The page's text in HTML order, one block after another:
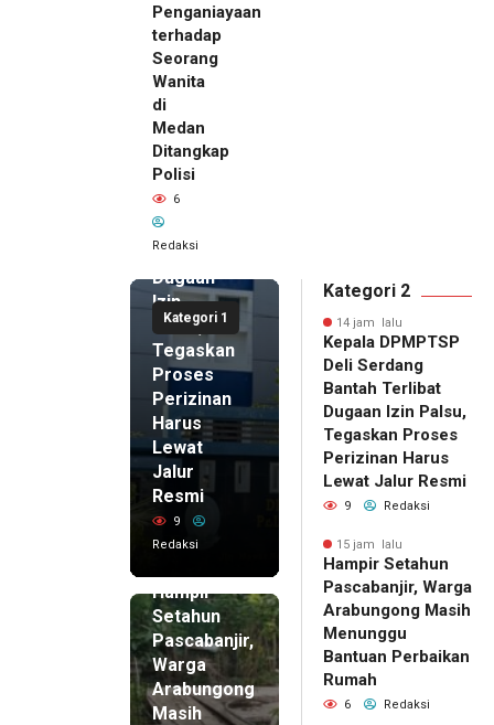
Penganiayaan
terhadap
Seorang
Wanita
di
Medan
Ditangkap
Polisi
6
Redaksi
Kategori 1
14 jam lalu
Kepala
DPMPTSP
Deli
Serdang
Bantah
Terlibat
Dugaan
Izin
Palsu,
Tegaskan
Proses
Perizinan
Harus
Lewat
Jalur
Resmi
9
Redaksi
Hampir
Setahun
Pascabanjir,
Warga
Arabungong
Masih
Kategori 2
14 jam lalu
Kepala DPMPTSP
Deli Serdang
Bantah Terlibat
Dugaan Izin Palsu,
Tegaskan Proses
Perizinan Harus
Lewat Jalur Resmi
9 Redaksi
15 jam lalu
Hampir Setahun
Pascabanjir, Warga
Arabungong Masih
Menunggu
Bantuan Perbaikan
Rumah
6 Redaksi